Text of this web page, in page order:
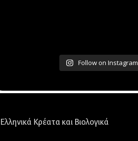
Follow on Instagram
Ελληνικά Κρέατα και Βιολογικά